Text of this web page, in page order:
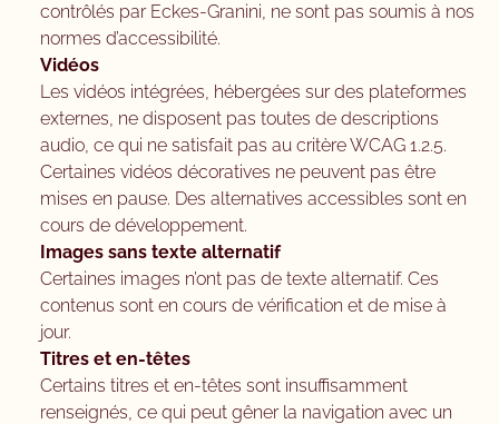
contrôlés par Eckes-Granini, ne sont pas soumis à nos
normes d’accessibilité.
Vidéos
Les vidéos intégrées, hébergées sur des plateformes
externes, ne disposent pas toutes de descriptions
audio, ce qui ne satisfait pas au critère WCAG 1.2.5.
Certaines vidéos décoratives ne peuvent pas être
mises en pause. Des alternatives accessibles sont en
cours de développement.
Images sans texte alternatif
Certaines images n’ont pas de texte alternatif. Ces
contenus sont en cours de vérification et de mise à
jour.
Titres et en-têtes
Certains titres et en-têtes sont insuffisamment
renseignés, ce qui peut gêner la navigation avec un